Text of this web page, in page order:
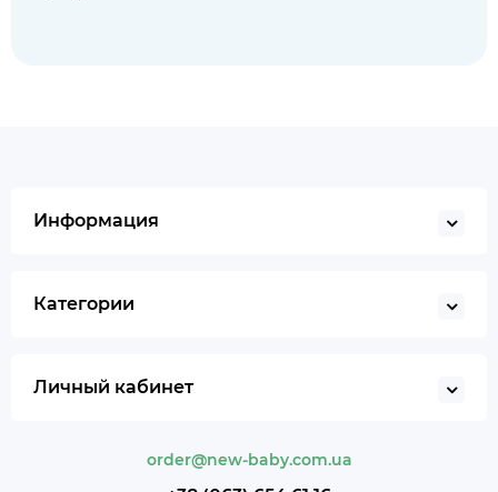
Информация
Категории
Личный кабинет
order@new-baby.com.ua